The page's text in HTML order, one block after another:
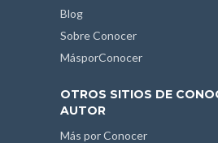
Blog
Sobre Conocer
MásporConocer
OTROS SITIOS DE
AUTOR
Más por Conocer